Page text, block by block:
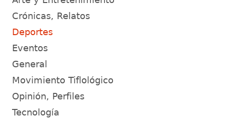
Crónicas, Relatos
Deportes
Eventos
General
Movimiento Tiflológico
Opinión, Perfiles
Tecnología